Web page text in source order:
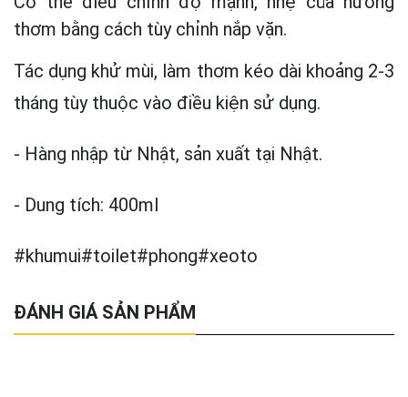
thơm bằng cách tùy chỉnh nắp vặn.
Tác dụng khử mùi, làm thơm kéo dài khoảng 2-3
tháng tùy thuộc vào điều kiện sử dụng.
- Hàng nhập từ Nhật, sản xuất tại Nhật.
- Dung tích: 400ml
#khumui#toilet#phong#xeoto
ĐÁNH GIÁ SẢN PHẨM